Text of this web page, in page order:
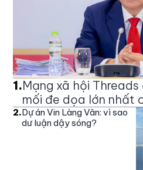
1.Mạng xã hội
mối đe dọa lớn nhất
2.Dự án Vin Làng Vân: vì sao
dư luận dậy sóng?